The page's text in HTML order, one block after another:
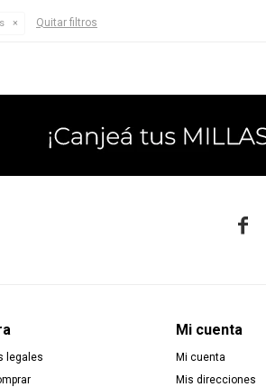
Quitar filtros
legales
Mi cuenta
Mi cuenta
Mis direcciones
